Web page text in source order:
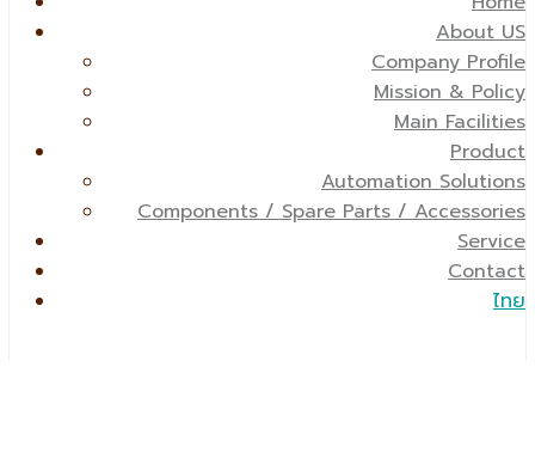
About US
Company Profile
Mission & Policy
Main Facilities
Product
Automation Solutions
Components / Spare Parts / Accessories
Service
Contact
ไทย